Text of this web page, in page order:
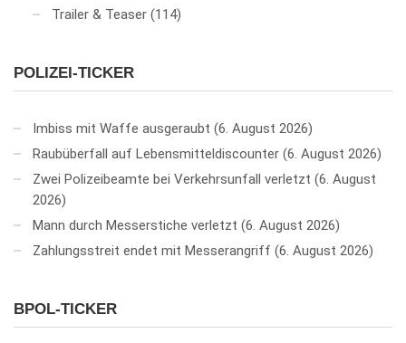
Trailer & Teaser (114)
POLIZEI-TICKER
Imbiss mit Waffe ausgeraubt 6. August 2026
Raubüberfall auf Lebensmitteldiscounter 6. August 2026
Zwei Polizeibeamte bei Verkehrsunfall verletzt 6. August
2026
Mann durch Messerstiche verletzt 6. August 2026
Zahlungsstreit endet mit Messerangriff 6. August 2026
BPOL-TICKER